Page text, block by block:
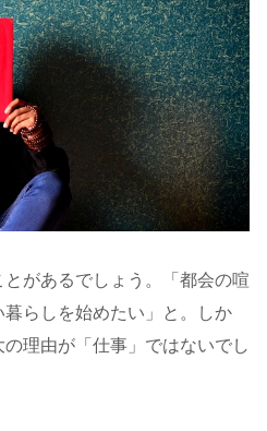
があるでしょう。「都会の喧
らしを始めたい」と。しか
理由が「仕事」ではないでし